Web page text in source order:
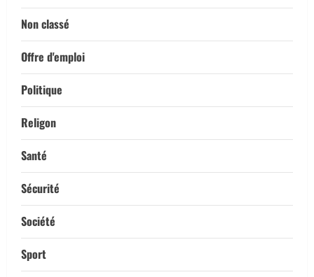
Non classé
Offre d'emploi
Politique
Religon
Santé
Sécurité
Société
Sport